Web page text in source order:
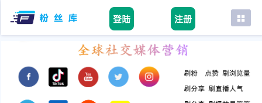
登陆 注册
首页